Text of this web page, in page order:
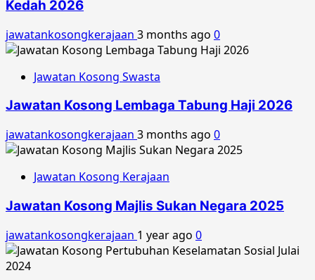
Kedah 2026
jawatankosongkerajaan 3 months ago 0
Jawatan Kosong Swasta
Jawatan Kosong Lembaga Tabung Haji 2026
jawatankosongkerajaan 3 months ago 0
Jawatan Kosong Kerajaan
Jawatan Kosong Majlis Sukan Negara 2025
jawatankosongkerajaan 1 year ago 0